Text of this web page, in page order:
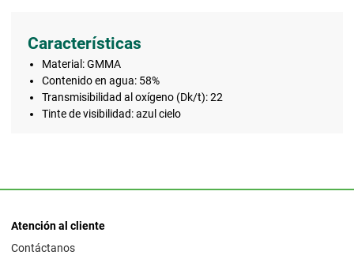
Características
Material: GMMA
Contenido en agua: 58%
Transmisibilidad al oxígeno (Dk/t): 22
Tinte de visibilidad: azul cielo
Atención al cliente
Contáctanos